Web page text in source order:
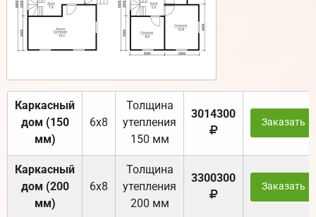
Каркасный
дом (150
мм)
6х8
Толщина
утепления
150 мм
3014300
Заказать
Каркасный
дом (200
мм)
6х8
Толщина
утепления
200 мм
3300300
Заказать